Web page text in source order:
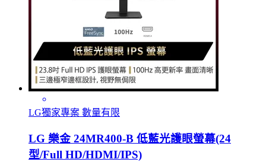
LG獨家專案 數量有限
LG 樂金 24MR400-B 低藍光護眼螢幕(24
型/Full HD/HDMI/IPS)